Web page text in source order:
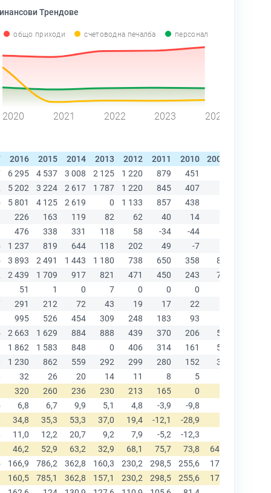
Трендове
общо приходи счетоводна печалба персонал
2020 2021 2022 2023 2024
2016 2015 2014 2013 2012 2011 2010 2009